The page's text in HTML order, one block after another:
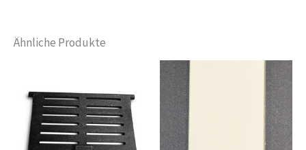
Ähnliche Produkte